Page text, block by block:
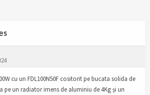
cu un FDL100N50F cositorit pe bucata solida de
pe un radiator imens de aluminiu de 4Kg și un